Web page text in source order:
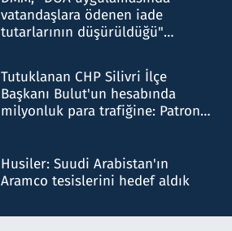
vatandaşlara ödenen iade
tutarlarının düşürüldüğü"
Tutuklanan CHP Silivri İlçe
Başkanı Bulut'un hesabında
milyonluk para trafiğine: Patron
Husiler: Suudi Arabistan'ın
Aramco tesislerini hedef aldık